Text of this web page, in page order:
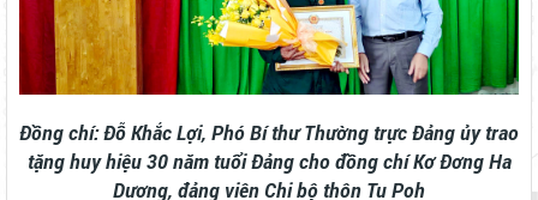
Đồng chí: Đỗ Khắc Lợi, Phó Bí thư Thường trực Đảng ủy trao
tặng huy hiệu 30 năm tuổi Đảng cho đồng chí Kơ Đơng Ha
Dương, đảng viên Chi bộ thôn Tu Poh